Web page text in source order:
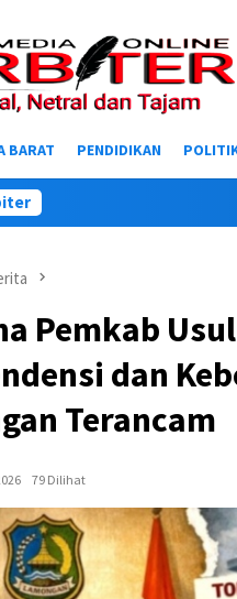
BARAT PENDIDIKAN
Pemkab
dan
Terancam
79 Dilihat